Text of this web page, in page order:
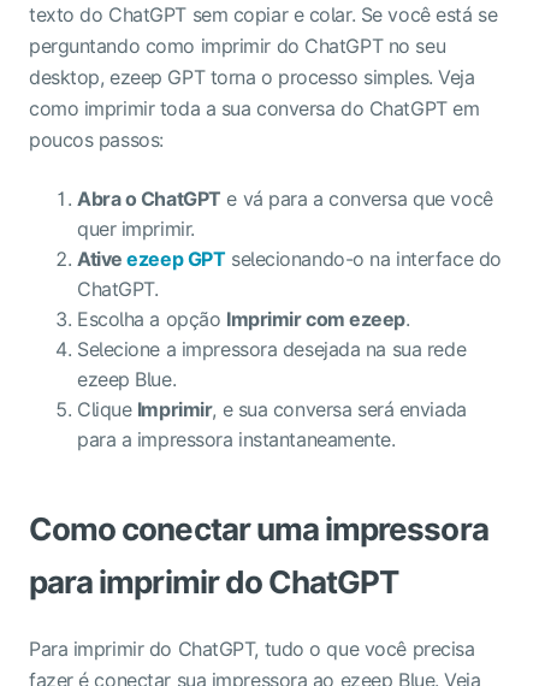
texto do ChatGPT sem copiar e colar. Se você está se
perguntando como imprimir do ChatGPT no seu
desktop, ezeep GPT torna o processo simples. Veja
como imprimir toda a sua conversa do ChatGPT em
poucos passos:
Abra o ChatGPT e vá para a conversa que você
quer imprimir.
Ative ezeep GPT selecionando-o na interface do
ChatGPT.
Escolha a opção Imprimir com ezeep.
Selecione a impressora desejada na sua rede
ezeep Blue.
Clique Imprimir, e sua conversa será enviada
para a impressora instantaneamente.
Como conectar uma impressora
para imprimir do ChatGPT
Para imprimir do ChatGPT, tudo o que você precisa
fazer é conectar sua impressora ao ezeep Blue. Veja